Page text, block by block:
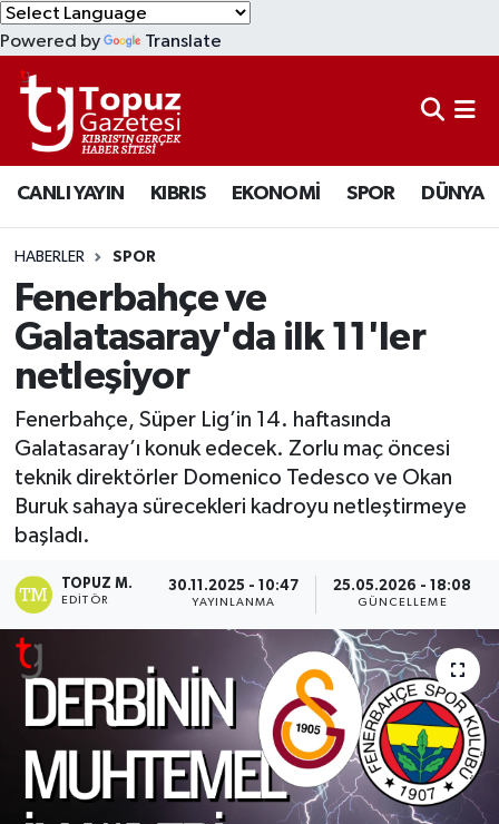
Powered by Translate
CANLI YAYIN KIBRIS EKONOMİ SPOR DÜNYA
HABERLER SPOR
Fenerbahçe ve
Galatasaray'da ilk 11'ler
netleşiyor
Fenerbahçe, Süper Lig’in 14. haftasında
Galatasaray’ı konuk edecek. Zorlu maç öncesi
teknik direktörler Domenico Tedesco ve Okan
Buruk sahaya sürecekleri kadroyu netleştirmeye
başladı.
TOPUZ M.
EDITÖR
30.11.2025 - 10:47
YAYINLANMA
25.05.2026 - 18:08
GÜNCELLEME
KIBRIS
DÜNYA
EKONOMİ
MAGAZİN
SAĞLIK
SPOR
TEKNOLOJİ
TÜRKİYE
Lefkoşa Nöbetçi Eczaneler
Lefkoşa Hava Durumu
Lefkoşa Trafik Yoğunluk Haritası
Süper Lig Puan Durumu ve Fikstür
Tüm Manşetler
Son Dakika Haberleri
Haber Arşivi